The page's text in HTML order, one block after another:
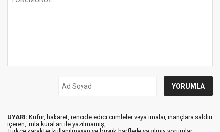
UYARI: Küfür, hakaret, rencide edici cümleler veya imalar, inançlara saldırı
içeren, imla kuralları ile yazılmamış,